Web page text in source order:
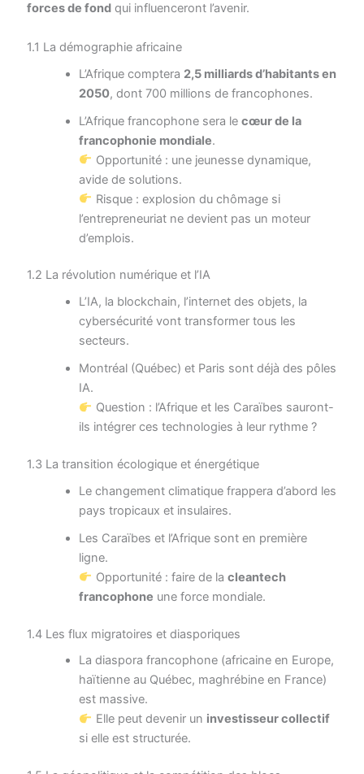
forces de fond qui influenceront l’avenir.
1.1 La démographie africaine
L’Afrique comptera 2,5 milliards d’habitants en
2050, dont 700 millions de francophones.
L’Afrique francophone sera le cœur de la
francophonie mondiale.
Opportunité : une jeunesse dynamique,
avide de solutions.
Risque : explosion du chômage si
l’entrepreneuriat ne devient pas un moteur
d’emplois.
1.2 La révolution numérique et l’IA
L’IA, la blockchain, l’internet des objets, la
cybersécurité vont transformer tous les
secteurs.
Montréal (Québec) et Paris sont déjà des pôles
IA.
Question : l’Afrique et les Caraïbes sauront-
ils intégrer ces technologies à leur rythme ?
1.3 La transition écologique et énergétique
Le changement climatique frappera d’abord les
pays tropicaux et insulaires.
Les Caraïbes et l’Afrique sont en première
ligne.
Opportunité : faire de la cleantech
francophone une force mondiale.
1.4 Les flux migratoires et diasporiques
La diaspora francophone (africaine en Europe,
haïtienne au Québec, maghrébine en France)
est massive.
Elle peut devenir un investisseur collectif
si elle est structurée.